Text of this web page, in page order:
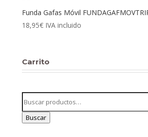
Funda Gafas Móvil
18,95€ IVA incluido
Carrito
por:
Buscar